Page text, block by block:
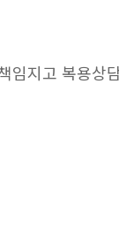
임지고 복용상